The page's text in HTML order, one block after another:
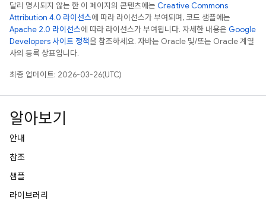
달리 명시되지 않는 한 이 페이지의 콘텐츠에는 Creative Commons
Attribution 4.0 라이선스에 따라 라이선스가 부여되며, 코드 샘플에는
Apache 2.0 라이선스에 따라 라이선스가 부여됩니다. 자세한 내용은 Google
Developers 사이트 정책을 참조하세요. 자바는 Oracle 및/또는 Oracle 계열
사의 등록 상표입니다.
최종 업데이트: 2026-03-26(UTC)
알아보기
안내
참조
샘플
라이브러리